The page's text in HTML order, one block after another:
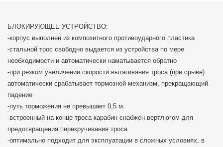
БЛОКИРУЮЩЕЕ УСТРОЙСТВО:
-корпус выполнен из композитного противоударного пластика
-стальной трос свободно выдается из устройства по мере
необходимости и автоматически наматывается обратно
-при резком увеличении скорости вытягивания троса (при срыве)
автоматически срабатывает тормозной механизм, прекращающий
падение
-путь торможения не превышает 0,5 м.
-встроенный на конце троса карабин снабжен вертлюгом для
предотвращения перекручивания троса
-оптимально подходит для эксплуатации в сложных условиях, в